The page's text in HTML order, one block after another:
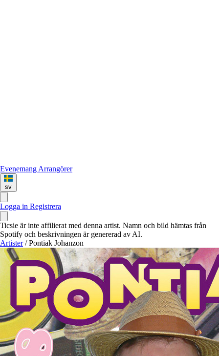
Evenemang Arrangörer
sv
Logga in Registrera
Ticsie är inte affilierat med denna artist. Namn och bild hämtas från
Spotify och beskrivningen är genererad av AI.
Artister / Pontiak Johanzon